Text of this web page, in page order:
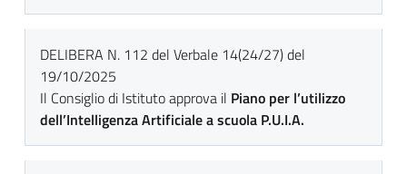
DELIBERA N. 112 del Verbale 14(24/27) del
19/10/2025
Il Consiglio di Istituto approva il Piano per l’utilizzo
dell’Intelligenza Artificiale a scuola P.U.I.A.